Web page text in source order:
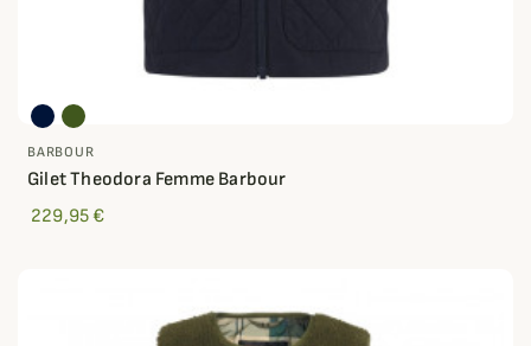
BARBOUR
Gilet Theodora Femme Barbour
229,95 €